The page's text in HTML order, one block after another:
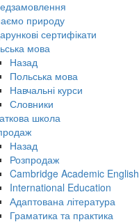
природу
сертифікати
мова
Назад
Польська мова
Навчальні курси
Словники
школа
Назад
Розпродаж
Cambridge Academic English
International Education
Адаптована література
Граматика та практика